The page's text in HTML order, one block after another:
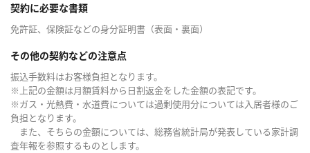
契約に必要な書類
免許証、保険証などの身分証明書（表面・裏面）
その他の契約などの注意点
振込手数料はお客様負担となります。
※上記の金額は月額賃料から日割返金をした金額の表記です。
※ガス・光熱費・水道費については過剰使用分については入居者様のご
負担となります。
また、そちらの金額については、総務省統計局が発表している家計調
査年報を参照するものとします。